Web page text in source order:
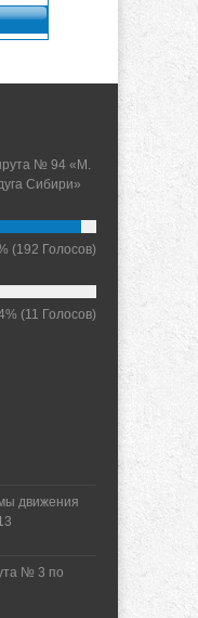
№ 94 «М.
Сибири»
(192 Голосов)
(11 Голосов)
движения
№ 3 по